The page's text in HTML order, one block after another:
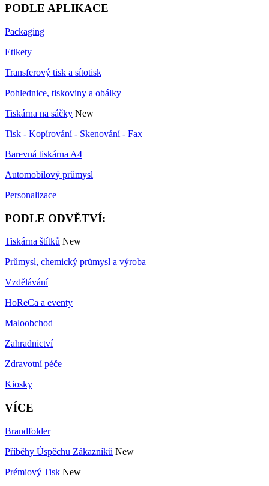
PODLE APLIKACE
Packaging
Etikety
Transferový tisk a sítotisk
Pohlednice, tiskoviny a obálky
Tiskárna na sáčky New
Tisk - Kopírování - Skenování - Fax
Barevná tiskárna A4
Automobilový průmysl
Personalizace
PODLE ODVĚTVÍ:
Tiskárna štítků New
Průmysl, chemický průmysl a výroba
Vzdělávání
HoReCa a eventy
Maloobchod
Zahradnictví
Zdravotní péče
Kiosky
VÍCE
Brandfolder
Příběhy Úspěchu Zákazníků New
Prémiový Tisk New